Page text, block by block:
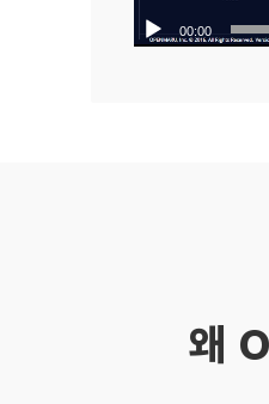
00:00
왜